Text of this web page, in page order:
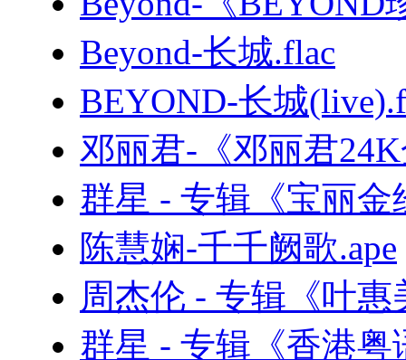
Beyond-长城.flac
BEYOND-长城
邓丽君-《邓丽君
群星 - 专辑《宝丽金
陈慧娴-千千阙歌.ape
周杰伦 - 专辑《叶
群星 - 专辑《香港